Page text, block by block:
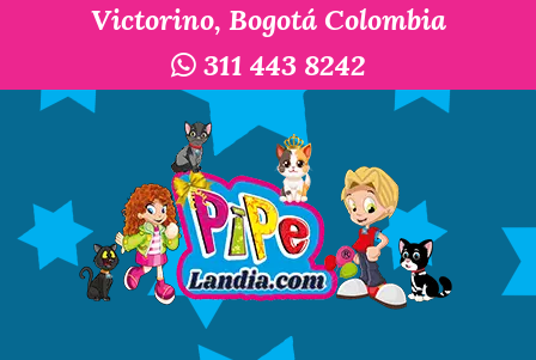
Victorino, Bogotá Colombia
311 443 8242